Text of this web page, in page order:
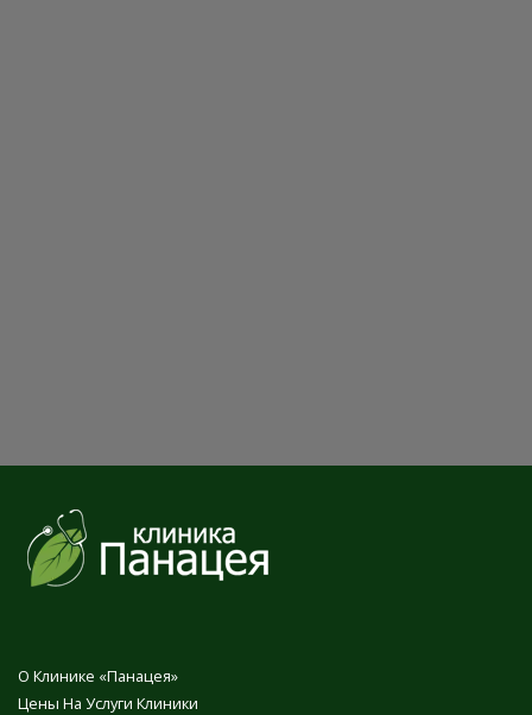
О Клинике «Панацея»
Цены На Услуги Клиники